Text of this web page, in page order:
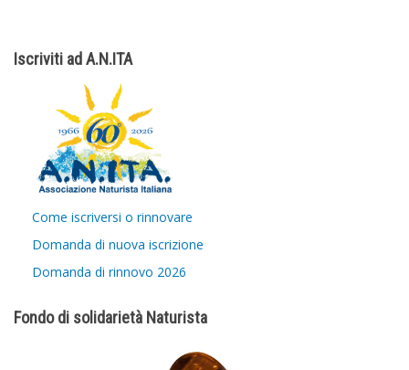
Iscriviti ad A.N.ITA
Come iscriversi o rinnovare
Domanda di nuova iscrizione
Domanda di rinnovo 2026
Fondo di solidarietà Naturista